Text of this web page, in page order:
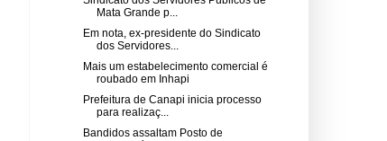
Mata Grande p...
Em nota, ex-presidente do Sindicato
dos Servidores...
Mais um estabelecimento comercial é
roubado em Inhapi
Prefeitura de Canapi inicia processo
para realizaç...
Bandidos assaltam Posto de